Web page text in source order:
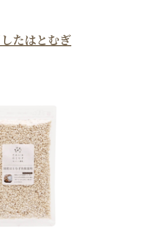
たはとむぎ